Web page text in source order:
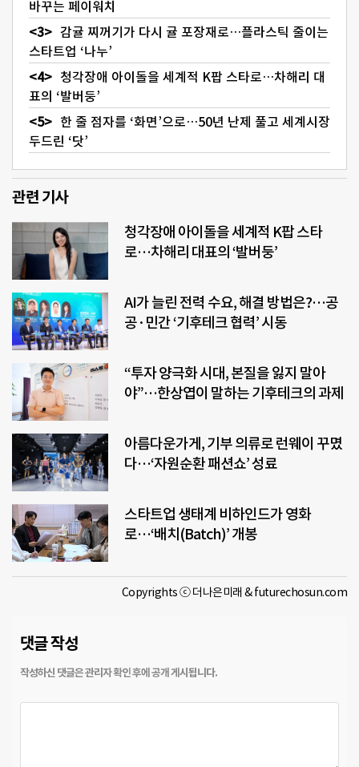
바꾸는 페이워치
감귤 찌꺼기가 다시 귤 포장재로…플라스틱 줄이는
스타트업 ‘나누’
청각장애 아이돌을 세계적 K팝 스타로…차해리 대
표의 ‘발버둥’
한 줄 점자를 ‘화면’으로…50년 난제 풀고 세계시장
두드린 ‘닷’
관련 기사
청각장애 아이돌을 세계적 K팝 스타
로…차해리 대표의 ‘발버둥’
AI가 늘린 전력 수요, 해결 방법은?…공
공·민간 ‘기후테크 협력’ 시동
“투자 양극화 시대, 본질을 잃지 말아
야”…한상엽이 말하는 기후테크의 과제
아름다운가게, 기부 의류로 런웨이 꾸몄
다…‘자원순환 패션쇼’ 성료
스타트업 생태계 비하인드가 영화
로…‘배치(Batch)’ 개봉
Copyrights ⓒ 더나은미래 & futurechosun.com
댓글 작성